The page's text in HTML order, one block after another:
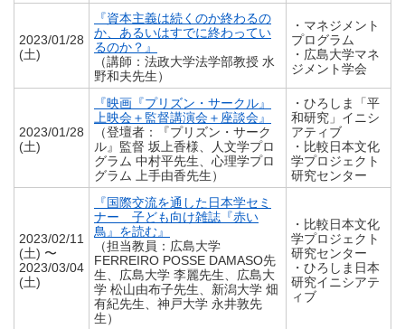
2023/01/28
(土)
『資本主義は続くのか終わるの
か、あるいはすでに終わってい
るのか？』
（講師：法政大学法学部教授 水
野和夫先生）
・マネジメント
プログラム
・広島大学マネ
ジメント学会
2023/01/28
(土)
『映画『プリズン・サークル』
上映会＋監督講演会＋座談会』
（登壇者：『プリズン・サーク
ル』監督 坂上香様、人文学プロ
グラム 中村平先生、心理学プロ
グラム 上手由香先生）
・ひろしま「平
和研究」イニシ
アティブ
・比較日本文化
学プロジェクト
研究センター
2023/02/11
(土) 〜
2023/03/04
(土)
『国際交流を通した日本学セミ
ナー 子ども向け雑誌『赤い
鳥』を読む』
（担当教員：広島大学
FERREIRO POSSE DAMASO先
生、広島大学 李麗先生、広島大
学 松山由布子先生、新潟大学 畑
有紀先生、神戸大学 永井敦先
生）
・比較日本文化
学プロジェクト
研究センター
・ひろしま日本
研究イニシアテ
ィブ